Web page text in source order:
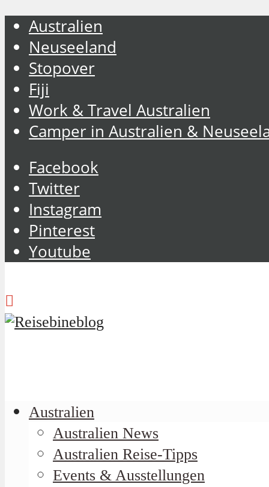
Australien
Neuseeland
Stopover
Fiji
Work & Travel Australien
Camper in Australien &
Facebook
Twitter
Instagram
Pinterest
Youtube
Australien
Australien News
Australien Reise-Tipps
Events & Ausstellungen